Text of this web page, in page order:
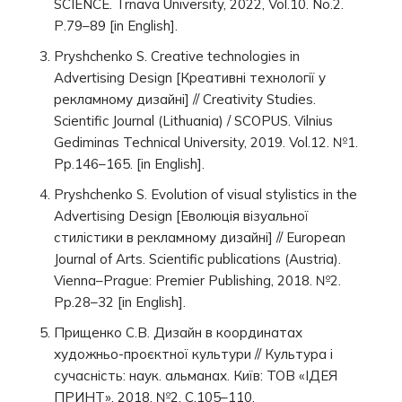
SCIENCE. Trnava University, 2022, Vol.10. No.2.
Р.79–89 [in English].
Pryshchenko S. Creative technologies in
Advertising Design [Креативні технології у
рекламному дизайні] // Creativity Studies.
Scientific Journal (Lithuania) / SCOPUS. Vilnius
Gediminas Technical University, 2019. Vol.12. №1.
Рр.146–165. [in English].
Pryshchenko S. Evolution of visual stylistics in the
Advertising Design [Еволюція візуальної
стилістики в рекламному дизайні] // European
Journal of Arts. Scientific publications (Austria).
Vienna–Prague: Premier Publishing, 2018. №2.
Рр.28–32 [in English].
Прищенко С.В. Дизайн в координатах
художньо-проєктної культури // Культура і
сучасність: наук. альманах. Київ: ТОВ «ІДЕЯ
ПРИНТ», 2018. №2. С.105–110.